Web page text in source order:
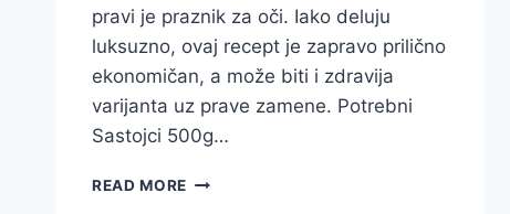
pravi je praznik za oči. Iako deluju
luksuzno, ovaj recept je zapravo prilično
ekonomičan, a može biti i zdravija
varijanta uz prave zamene. Potrebni
Sastojci 500g…
READ MORE NAJBOLJI